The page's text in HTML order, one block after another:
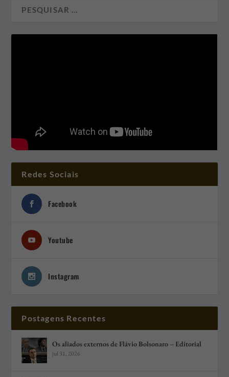
Redes Sociais
Facebook
Youtube
Instagram
Postagens Recentes
Os aliados externos de Flávio Bolsonaro – Editorial
jul 31, 2026